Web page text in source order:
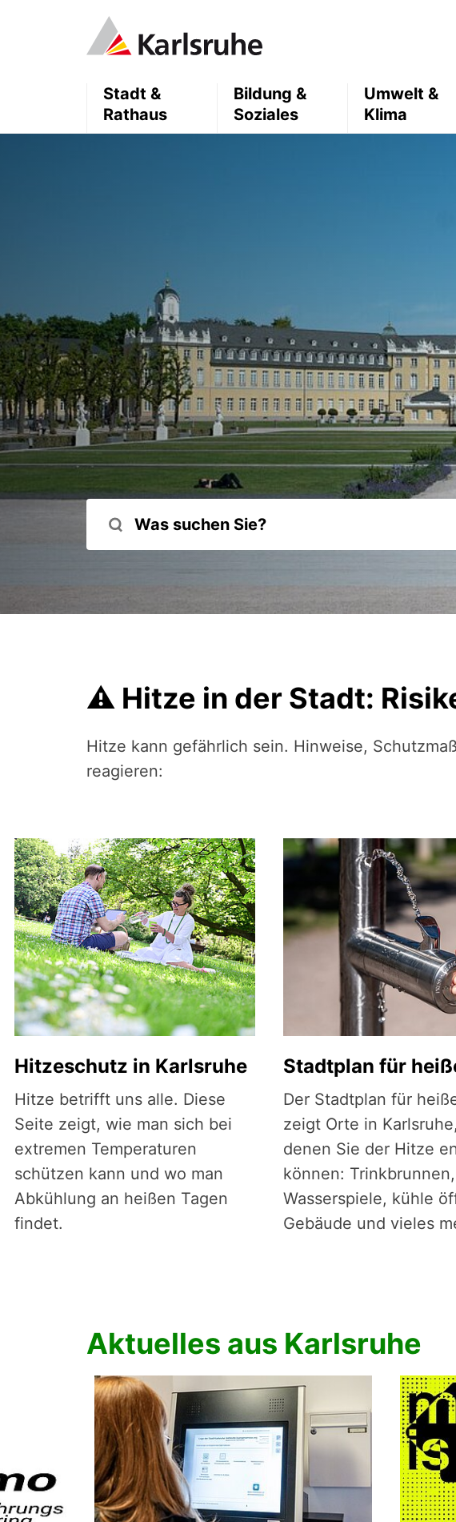
Stadt &
Rathaus
Bildung &
Soziales
Umwelt &
Klima
⚠️ Hitze in der Stadt:
Hitze kann gefährlich sein. Hinweise,
reagieren:
Hitzeschutz in Karlsruhe
Hitze betrifft uns alle. Diese
Seite zeigt, wie man sich bei
extremen Temperaturen
schützen kann und wo man
Abkühlung an heißen Tagen
findet.
Stadtplan für
Der Stadtplan für
zeigt Orte in
denen Sie der Hitze
können: Trinkbrunnen,
Wasserspiele, kühle
Gebäude und vieles
Aktuelles aus Karlsruhe